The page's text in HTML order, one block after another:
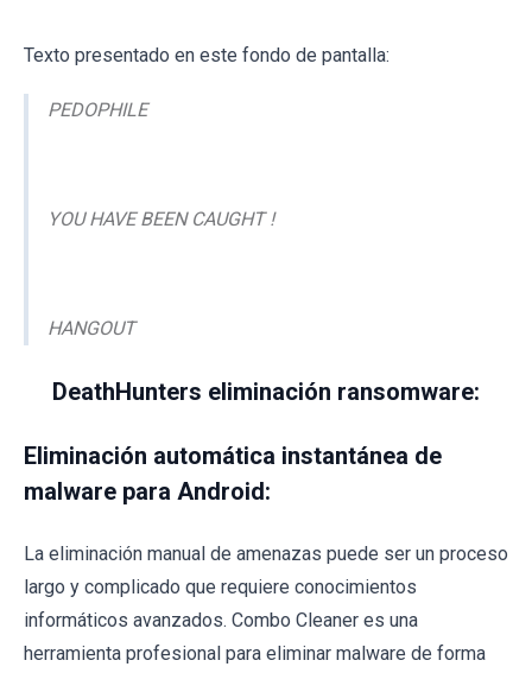
Texto presentado en este fondo de pantalla:
PEDOPHILE
YOU HAVE BEEN CAUGHT !
HANGOUT
DeathHunters eliminación ransomware:
Eliminación automática instantánea de
malware para Android:
La eliminación manual de amenazas puede ser un proceso
largo y complicado que requiere conocimientos
informáticos avanzados. Combo Cleaner es una
herramienta profesional para eliminar malware de forma